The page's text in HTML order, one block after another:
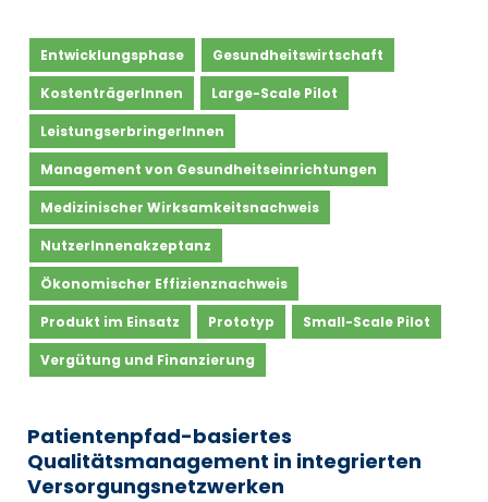
Entwicklungsphase Gesundheitswirtschaft
KostenträgerInnen Large-Scale Pilot
LeistungserbringerInnen
Management von Gesundheitseinrichtungen
Medizinischer Wirksamkeitsnachweis
NutzerInnenakzeptanz
Ökonomischer Effizienznachweis
Produkt im Einsatz Prototyp Small-Scale Pilot
Vergütung und Finanzierung
Patientenpfad-basiertes
Qualitätsmanagement in integrierten
Versorgungsnetzwerken